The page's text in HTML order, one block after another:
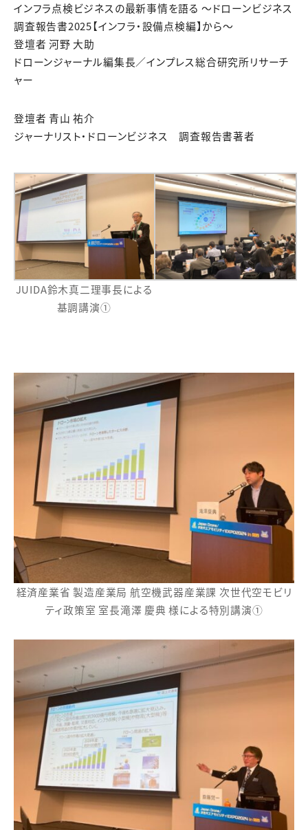
インフラ点検ビジネスの最新事情を語る ～ドローンビジネス
調査報告書2025【インフラ・設備点検編】から～
登壇者 河野 大助
ドローンジャーナル編集長／インプレス総合研究所リサーチ
ャー
登壇者 青山 祐介
ジャーナリスト・ドローンビジネス 調査報告書著者
JUIDA鈴木真二理事長による
基調講演①
経済産業省 製造産業局 航空機武器産業課 次世代空モビリ
ティ政策室 室長滝澤 慶典 様による特別講演①